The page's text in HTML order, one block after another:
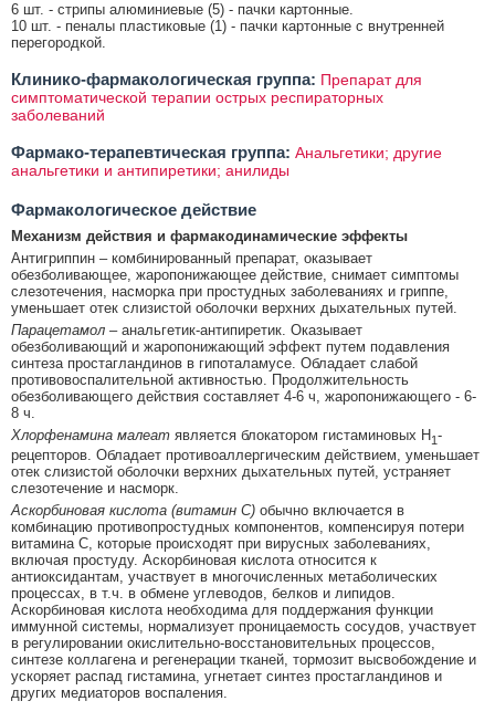
6 шт. - стрипы алюминиевые (5) - пачки картонные.
10 шт. - пеналы пластиковые (1) - пачки картонные с внутренней
перегородкой.
Клинико-фармакологическая группа: Препарат для
симптоматической терапии острых респираторных
заболеваний
Фармако-терапевтическая группа: Анальгетики; другие
анальгетики и антипиретики; анилиды
Фармакологическое действие
Механизм действия и фармакодинамические эффекты
Антигриппин – комбинированный препарат, оказывает
обезболивающее, жаропонижающее действие, снимает симптомы
слезотечения, насморка при простудных заболеваниях и гриппе,
уменьшает отек слизистой оболочки верхних дыхательных путей.
Парацетамол – анальгетик-антипиретик. Оказывает
обезболивающий и жаропонижающий эффект путем подавления
синтеза простагландинов в гипоталамусе. Обладает слабой
противовоспалительной активностью. Продолжительность
обезболивающего действия составляет 4-6 ч, жаропонижающего - 6-
8 ч.
Хлорфенамина малеат является блокатором гистаминовых Н 1-
рецепторов. Обладает противоаллергическим действием, уменьшает
отек слизистой оболочки верхних дыхательных путей, устраняет
слезотечение и насморк.
Аскорбиновая кислота (витамин С) обычно включается в
комбинацию противопростудных компонентов, компенсируя потери
витамина С, которые происходят при вирусных заболеваниях,
включая простуду. Аскорбиновая кислота относится к
антиоксидантам, участвует в многочисленных метаболических
процессах, в т.ч. в обмене углеводов, белков и липидов.
Аскорбиновая кислота необходима для поддержания функции
иммунной системы, нормализует проницаемость сосудов, участвует
в регулировании окислительно-восстановительных процессов,
синтезе коллагена и регенерации тканей, тормозит высвобождение и
ускоряет распад гистамина, угнетает синтез простагландинов и
других медиаторов воспаления.